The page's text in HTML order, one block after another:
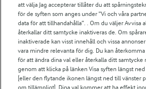
För ägare
Arlas kundportal
Arla.com
Falbygdens Ost
Arla webbshop
Bildbank
att välja Jag accepterar tillåter du att
för de syften som anges under ”Vi och våra
data för att tillhandahålla”. . Om du väljer Avvisa
återkallar ditt samtycke inaktiveras de. Om
inaktiverade kan visst innehåll och vissa
vara mindre relevanta för dig. Du kan
för att ändra dina val eller återkalla ditt samtycke
genom att klicka på länken Visa syften längst
[eller den flytande ikonen längst ned till vänster
om tillämpligt]. Dina val kommer att ha effekt